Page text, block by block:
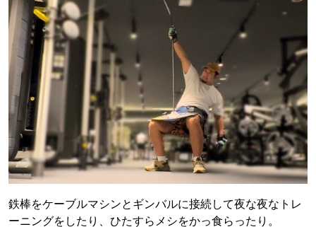
鉄棒をケーブルマシンとギンバルに接続して夜な夜なトレ
ーニングをしたり、ひたすらメシをかっ食らったり。